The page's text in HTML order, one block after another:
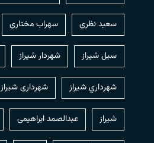
سعید نظری سهراب مختاری
سیل شیراز شهردار شيراز
شهرداري شيراز شهرداری شیراز
شیراز عبدالصمد ابراهیمی